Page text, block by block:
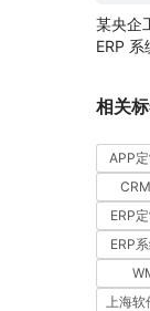
某央企
ERP
相关
APP
ERP
ERP